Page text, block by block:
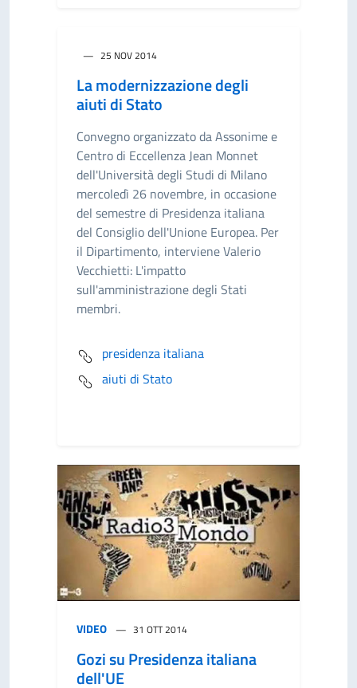
25 NOV 2014
La modernizzazione degli
aiuti di Stato
Convegno organizzato da Assonime e
Centro di Eccellenza Jean Monnet
dell'Università degli Studi di Milano
mercoledì 26 novembre, in occasione
del semestre di Presidenza italiana
del Consiglio dell'Unione Europea. Per
il Dipartimento, interviene Valerio
Vecchietti: L'impatto
sull'amministrazione degli Stati
membri.
presidenza italiana
aiuti di Stato
VIDEO 31 OTT 2014
Gozi su Presidenza italiana
dell'UE